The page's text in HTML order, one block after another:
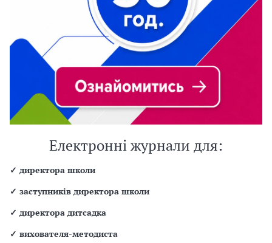
Електронні журнали для:
✓ директора школи
✓ заступників директора школи
✓ директора дитсадка
✓ вихователя-методиста